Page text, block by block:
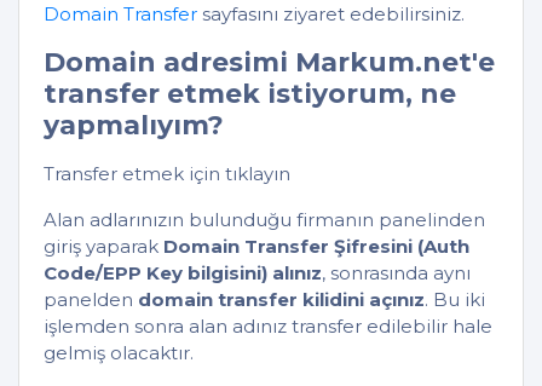
Domain Transfer sayfasını ziyaret edebilirsiniz.
Domain adresimi Markum.net'e
transfer etmek istiyorum, ne
yapmalıyım?
Transfer etmek için tıklayın
Alan adlarınızın bulunduğu firmanın panelinden
giriş yaparak Domain Transfer Şifresini (Auth
Code/EPP Key bilgisini) alınız, sonrasında aynı
panelden domain transfer kilidini açınız. Bu iki
işlemden sonra alan adınız transfer edilebilir hale
gelmiş olacaktır.